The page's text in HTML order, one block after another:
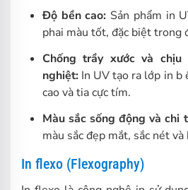
Độ bền cao: Sản phẩm in
phai màu tốt, đặc biệt trong
Chống trầy xước và
nghiệt: In UV tạo ra lớp in b
cao và tia cực tím.
Màu sắc sống động và chi
màu sắc đẹp mắt, sắc nét
In flexo (Flexography)